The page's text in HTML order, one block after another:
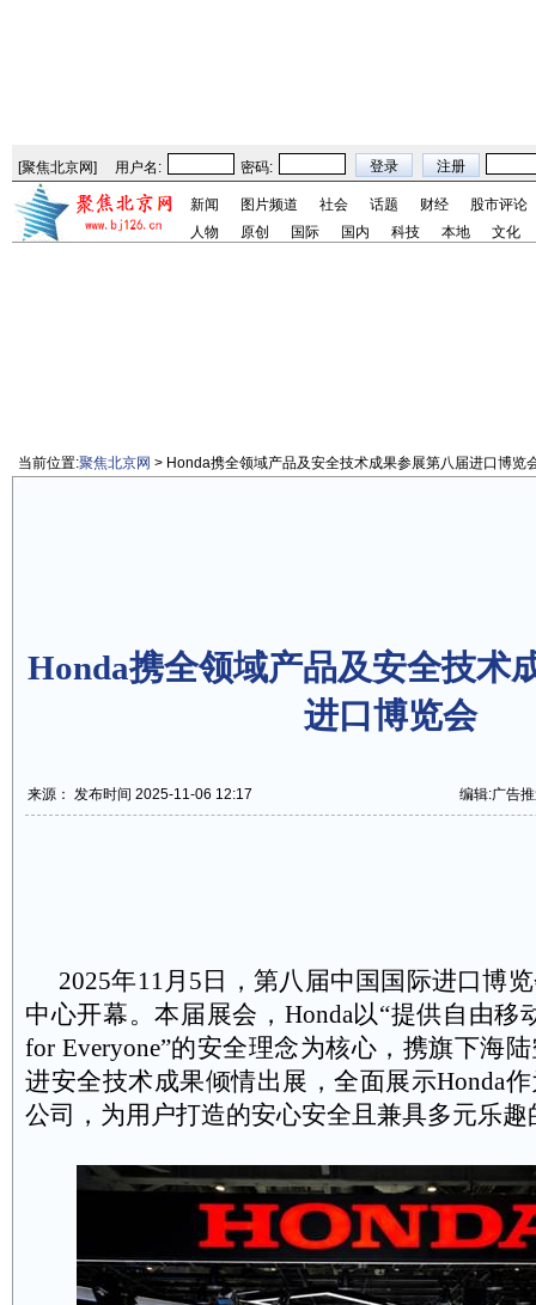
[聚焦北京网] 用户名: 密码:
新闻 图片频道 社会 话题 财经
股市评论
人物
原创 国际 国内 科技 本地 文化
当前位置:聚焦北京网 > Honda携全领域产品及安全技术成果参展第八届进口博览
Honda携全领域产品及安全技术
进口博览会
来源： 发布时间 2025-11-06 12:17 编辑:广告
2025年11月 5 日，第八届中国国际进口博
中心开幕。本届展会， Honda以“提供自由移
for Everyone”的安全理念为核心，携旗下海
进安全技术成果倾情出展，全面展示Honda
公司，为用户打造的安心安全且兼具多元乐